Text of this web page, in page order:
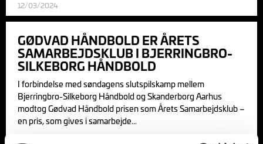
12/03/2024
GØDVAD HÅNDBOLD ER ÅRETS
SAMARBEJDSKLUB I BJERRINGBRO-
SILKEBORG HÅNDBOLD
I forbindelse med søndagens slutspilskamp mellem
Bjerringbro-Silkeborg Håndbold og Skanderborg Aarhus
modtog Gødvad Håndbold prisen som Årets Samarbejdsklub –
en pris, som gives i samarbejde